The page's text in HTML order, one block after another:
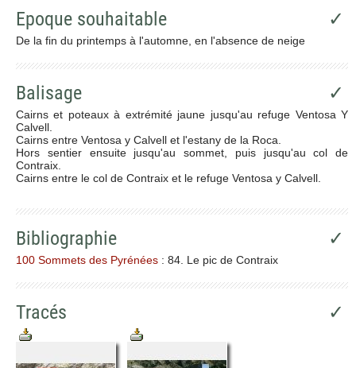
Epoque souhaitable ✓
De la fin du printemps à l'automne, en l'absence de neige
Balisage ✓
Cairns et poteaux à extrémité jaune jusqu'au refuge Ventosa Y
Calvell.
Cairns entre Ventosa y Calvell et l'estany de la Roca.
Hors sentier ensuite jusqu'au sommet, puis jusqu'au col de
Contraix.
Cairns entre le col de Contraix et le refuge Ventosa y Calvell.
Bibliographie ✓
100 Sommets des Pyrénées : 84. Le pic de Contraix
Tracés ✓